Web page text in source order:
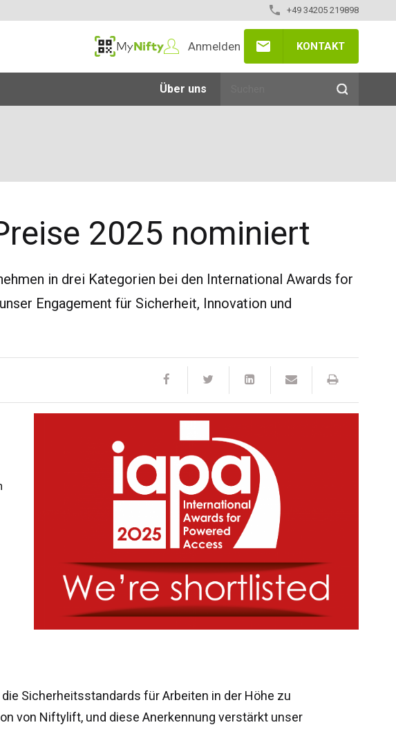
+49 34205 219898
MyNifty
Anmelden KONTAKT
Über uns
2025 nominiert
in drei Kategorien bei den International Awards for
Engagement für Sicherheit, Innovation und
Sicherheitsstandards für Arbeiten in der Höhe zu
von Niftylift, und diese Anerkennung verstärkt unser